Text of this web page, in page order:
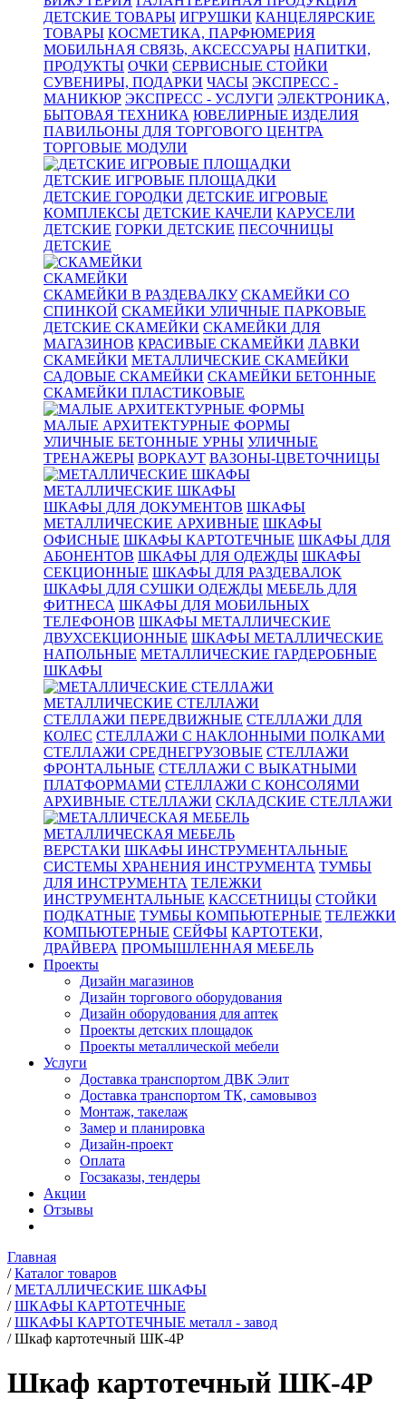
ДЕТСКИЕ ТОВАРЫ ИГРУШКИ КАНЦЕЛЯРСКИЕ
ТОВАРЫ КОСМЕТИКА, ПАРФЮМЕРИЯ
МОБИЛЬНАЯ СВЯЗЬ, АКСЕССУАРЫ НАПИТКИ,
ПРОДУКТЫ ОЧКИ СЕРВИСНЫЕ СТОЙКИ
СУВЕНИРЫ, ПОДАРКИ ЧАСЫ ЭКСПРЕСС -
МАНИКЮР ЭКСПРЕСС - УСЛУГИ ЭЛЕКТРОНИКА,
БЫТОВАЯ ТЕХНИКА ЮВЕЛИРНЫЕ ИЗДЕЛИЯ
ПАВИЛЬОНЫ ДЛЯ ТОРГОВОГО ЦЕНТРА
ТОРГОВЫЕ МОДУЛИ
ДЕТСКИЕ ИГРОВЫЕ ПЛОЩАДКИ
ДЕТСКИЕ ГОРОДКИ ДЕТСКИЕ ИГРОВЫЕ
КОМПЛЕКСЫ ДЕТСКИЕ КАЧЕЛИ КАРУСЕЛИ
ДЕТСКИЕ ГОРКИ ДЕТСКИЕ ПЕСОЧНИЦЫ
ДЕТСКИЕ
СКАМЕЙКИ
СКАМЕЙКИ В РАЗДЕВАЛКУ СКАМЕЙКИ СО
СПИНКОЙ СКАМЕЙКИ УЛИЧНЫЕ ПАРКОВЫЕ
ДЕТСКИЕ СКАМЕЙКИ СКАМЕЙКИ ДЛЯ
МАГАЗИНОВ КРАСИВЫЕ СКАМЕЙКИ ЛАВКИ
СКАМЕЙКИ МЕТАЛЛИЧЕСКИЕ СКАМЕЙКИ
САДОВЫЕ СКАМЕЙКИ СКАМЕЙКИ БЕТОННЫЕ
СКАМЕЙКИ ПЛАСТИКОВЫЕ
МАЛЫЕ АРХИТЕКТУРНЫЕ ФОРМЫ
УЛИЧНЫЕ БЕТОННЫЕ УРНЫ УЛИЧНЫЕ
ТРЕНАЖЕРЫ ВОРКАУТ ВАЗОНЫ-ЦВЕТОЧНИЦЫ
МЕТАЛЛИЧЕСКИЕ ШКАФЫ
ШКАФЫ ДЛЯ ДОКУМЕНТОВ ШКАФЫ
МЕТАЛЛИЧЕСКИЕ АРХИВНЫЕ ШКАФЫ
ОФИСНЫЕ ШКАФЫ КАРТОТЕЧНЫЕ ШКАФЫ ДЛЯ
АБОНЕНТОВ ШКАФЫ ДЛЯ ОДЕЖДЫ ШКАФЫ
СЕКЦИОННЫЕ ШКАФЫ ДЛЯ РАЗДЕВАЛОК
ШКАФЫ ДЛЯ СУШКИ ОДЕЖДЫ МЕБЕЛЬ ДЛЯ
ФИТНЕСА ШКАФЫ ДЛЯ МОБИЛЬНЫХ
ТЕЛЕФОНОВ ШКАФЫ МЕТАЛЛИЧЕСКИЕ
ДВУХСЕКЦИОННЫЕ ШКАФЫ МЕТАЛЛИЧЕСКИЕ
НАПОЛЬНЫЕ МЕТАЛЛИЧЕСКИЕ ГАРДЕРОБНЫЕ
ШКАФЫ
МЕТАЛЛИЧЕСКИЕ СТЕЛЛАЖИ
СТЕЛЛАЖИ ПЕРЕДВИЖНЫЕ СТЕЛЛАЖИ ДЛЯ
КОЛЕС СТЕЛЛАЖИ С НАКЛОННЫМИ ПОЛКАМИ
СТЕЛЛАЖИ СРЕДНЕГРУЗОВЫЕ СТЕЛЛАЖИ
ФРОНТАЛЬНЫЕ СТЕЛЛАЖИ С ВЫКАТНЫМИ
ПЛАТФОРМАМИ СТЕЛЛАЖИ С КОНСОЛЯМИ
АРХИВНЫЕ СТЕЛЛАЖИ СКЛАДСКИЕ СТЕЛЛАЖИ
МЕТАЛЛИЧЕСКАЯ МЕБЕЛЬ
ВЕРСТАКИ ШКАФЫ ИНСТРУМЕНТАЛЬНЫЕ
СИСТЕМЫ ХРАНЕНИЯ ИНСТРУМЕНТА ТУМБЫ
ДЛЯ ИНСТРУМЕНТА ТЕЛЕЖКИ
ИНСТРУМЕНТАЛЬНЫЕ КАССЕТНИЦЫ СТОЙКИ
ПОДКАТНЫЕ ТУМБЫ КОМПЬЮТЕРНЫЕ ТЕЛЕЖКИ
КОМПЬЮТЕРНЫЕ СЕЙФЫ КАРТОТЕКИ,
ДРАЙВЕРА ПРОМЫШЛЕННАЯ МЕБЕЛЬ
Проекты
Дизайн магазинов
Дизайн торгового оборудования
Дизайн оборудования для аптек
Проекты детских площадок
Проекты металлической мебели
Услуги
Доставка транспортом ДВК Элит
Доставка транспортом ТК, самовывоз
Монтаж, такелаж
Замер и планировка
Дизайн-проект
Оплата
Госзаказы, тендеры
Акции
Отзывы
Главная
/ Каталог товаров
/ МЕТАЛЛИЧЕСКИЕ ШКАФЫ
/ ШКАФЫ КАРТОТЕЧНЫЕ
/ ШКАФЫ КАРТОТЕЧНЫЕ металл - завод
/ Шкаф картотечный ШК-4Р
Шкаф картотечный ШК-4Р